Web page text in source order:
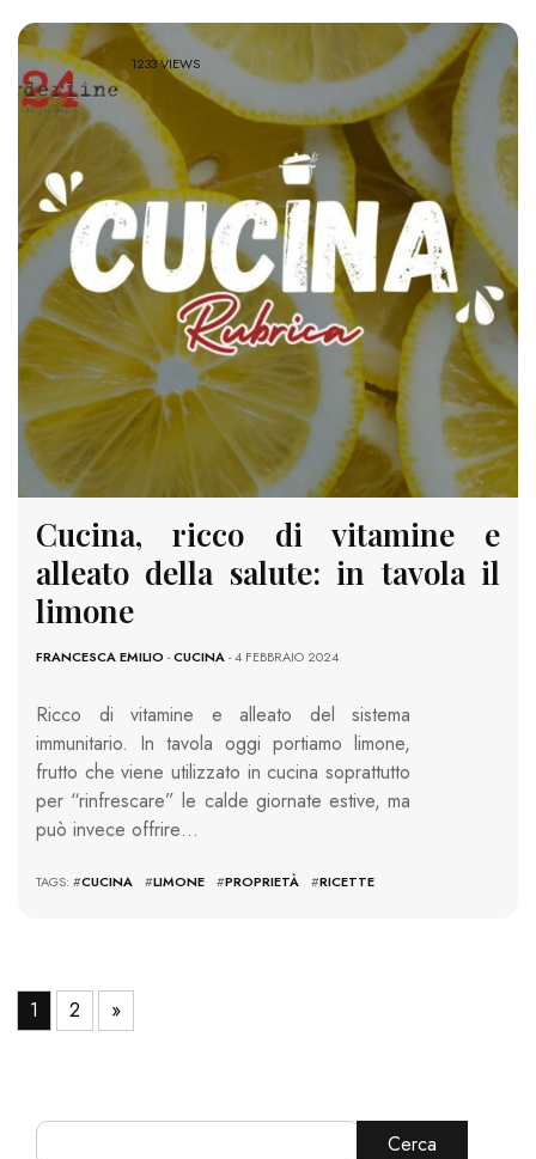
1233 VIEWS
Cucina, ricco di vitamine e
alleato della salute: in tavola il
limone
FRANCESCA EMILIO -CUCINA- 4 FEBBRAIO 2024
Ricco di vitamine e alleato del sistema
immunitario. In tavola oggi portiamo limone,
frutto che viene utilizzato in cucina soprattutto
per “rinfrescare” le calde giornate estive, ma
può invece offrire…
TAGS: #CUCINA #LIMONE #PROPRIETÀ #RICETTE
1 2 »
Cerca